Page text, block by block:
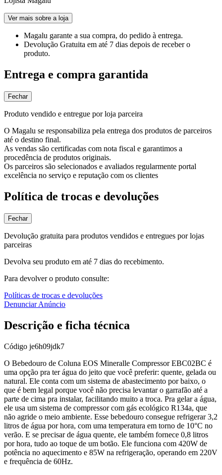
Ver mais sobre a loja
Magalu garante a sua compra, do pedido à entrega.
Devolução Gratuita em até 7 dias depois de receber o
produto.
Entrega e compra garantida
Fechar
Produto vendido e entregue por loja parceira
O Magalu se responsabiliza pela entrega dos produtos de parceiros
até o destino final.
As vendas são certificadas com nota fiscal e garantimos a
procedência de produtos originais.
Os parceiros são selecionados e avaliados regularmente portal
excelência no serviço e reputação com os clientes
Política de trocas e devoluções
Fechar
Devolução gratuita para produtos vendidos e entregues por lojas
parceiras
Devolva seu produto em até 7 dias do recebimento.
Para devolver o produto consulte:
Políticas de trocas e devoluções
Denunciar Anúncio
Descrição e ficha técnica
Código je6h09jdk7
O Bebedouro de Coluna EOS Mineralle Compressor EBC02BC é
uma opção pra ter água do jeito que você preferir: quente, gelada ou
natural. Ele conta com um sistema de abastecimento por baixo, o
que é bem legal porque você não precisa levantar o garrafão até a
parte de cima pra instalar, facilitando muito a troca. Pra gelar a água,
ele usa um sistema de compressor com gás ecológico R134a, que
não agride o meio ambiente. Esse bebedouro consegue refrigerar 3,2
litros de água por hora, com uma temperatura em torno de 10°C no
verão. E se precisar de água quente, ele também fornece 0,8 litros
por hora, tudo ao toque de um botão. Ele funciona com 420W de
potência no aquecimento e 85W na refrigeração, operando em 220V
e frequência de 60Hz.